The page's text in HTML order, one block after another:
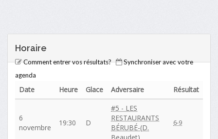
Horaire
Comment entrer vos résultats?
Synchroniser avec votre
agenda
Date Heure Glace Adversaire Résultat
6
novembre
19:30 D
#5 - LES
RESTAURANTS
BÉRUBÉ-(D.
Beaudet)
6-9